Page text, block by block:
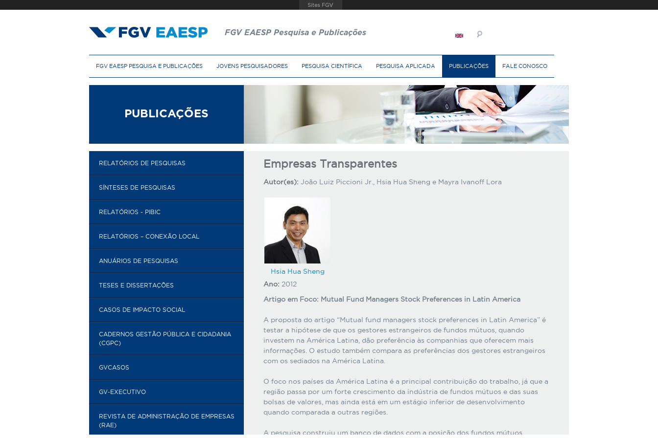
FGV EAESP Pesquisa e Publicações
n
c
i
a
FGV EAESP PESQUISA E PUBLICAÇÕES JOVENS PESQUISADORES PESQUISA CIENTÍFICA PESQUISA APLICADA PUBLICAÇÕES FALE CONOSCO
PUBLICAÇÕES
Empresas Transparentes
Autor(es): João Luiz Piccioni Jr., Hsia Hua Sheng e Mayra Ivanoff Lora
Hsia Hua Sheng
Ano: 2012
Artigo em Foco: Mutual Fund Managers Stock Preferences in Latin America
A proposta do artigo “Mutual fund managers stock preferences in Latin America” é
testar a hipótese de que os gestores estrangeiros de fundos mútuos, quando
investem na América Latina, dão preferência às companhias que oferecem mais
informações. O estudo também compara as preferências dos gestores estrangeiros
com os sediados na América Latina.
O foco nos países da América Latina é a principal contribuição do trabalho, já que a
região passa por um forte crescimento da indústria de fundos mútuos e das suas
bolsas de valores, mas ainda está em um estágio inferior de desenvolvimento
quando comparada a outras regiões.
A pesquisa construiu um banco de dados com a posição dos fundos mútuos
RELATÓRIOS DE PESQUISAS
SÍNTESES DE PESQUISAS
RELATÓRIOS - PIBIC
RELATÓRIOS – CONEXÃO LOCAL
ANUÁRIOS DE PESQUISAS
TESES E DISSERTAÇÕES
CASOS DE IMPACTO SOCIAL
CADERNOS GESTÃO PÚBLICA E CIDADANIA
(CGPC)
GVCASOS
GV-EXECUTIVO
REVISTA DE ADMINISTRAÇÃO DE EMPRESAS
(RAE)